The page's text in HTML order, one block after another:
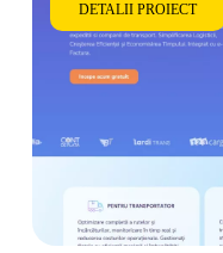
DETALII PROIECT